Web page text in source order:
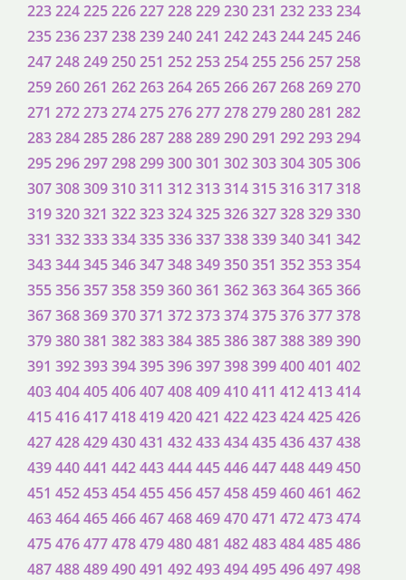
223224225226227228229230231 232233234
235236237238239240241 242243244245246
247248249250251 252253254255256257258
259260261 262263264265266267268269270
271 272273274275276277278279280281 282
283284285286287288289290291 292293294
295296297298299300301 302303304305306
307308309310311 312313314315316317318
319320321 322323324325326327328329330
331 332333334335336337338339340341 342
343344345346347348349350351 352353354
355356357358359360361 362363364365366
367368369370371 372373374375376377378
379380381 382383384385386387388389390
391 392393394395396397398399400401 402
403404405406407408409410411 412413414
415416417418419420421 422423424425426
427428429430431 432433434435436437438
439440441 442443444445446447448449450
451 452453454455456457458459460461 462
463464465466467468469470471 472473474
475476477478479480481 482483484485486
487488489490491 492493494495496497498